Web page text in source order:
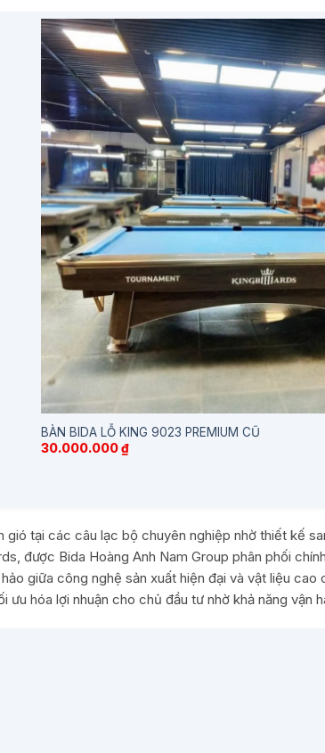
BÀN BIDA LỖ KING 9023 PREMIUM CŨ
30.000.000₫
gió tại các câu lạc bộ chuyên nghiệp nhờ thiết kế
được Bida Hoàng Anh Nam Group phân phối
giữa công nghệ sản xuất hiện đại và vật liệu cao
hóa lợi nhuận cho chủ đầu tư nhờ khả năng vận